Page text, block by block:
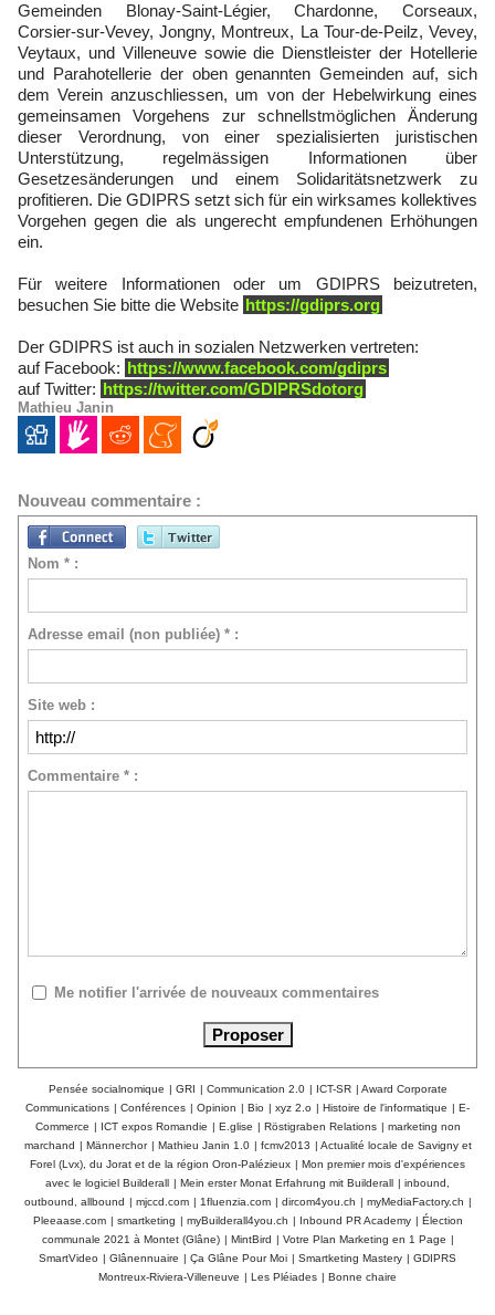
Gemeinden Blonay-Saint-Légier, Chardonne, Corseaux,
Corsier-sur-Vevey, Jongny, Montreux, La Tour-de-Peilz, Vevey,
Veytaux, und Villeneuve sowie die Dienstleister der Hotellerie
und Parahotellerie der oben genannten Gemeinden auf, sich
dem Verein anzuschliessen, um von der Hebelwirkung eines
gemeinsamen Vorgehens zur schnellstmöglichen Änderung
dieser Verordnung, von einer spezialisierten juristischen
Unterstützung, regelmässigen Informationen über
Gesetzesänderungen und einem Solidaritätsnetzwerk zu
profitieren. Die GDIPRS setzt sich für ein wirksames kollektives
Vorgehen gegen die als ungerecht empfundenen Erhöhungen
ein.
Für weitere Informationen oder um GDIPRS beizutreten,
besuchen Sie bitte die Website https://gdiprs.org
Der GDIPRS ist auch in sozialen Netzwerken vertreten:
auf Facebook: https://www.facebook.com/gdiprs
auf Twitter: https://twitter.com/GDIPRSdotorg
Mathieu Janin
Nouveau commentaire :
Nom * :
Adresse email (non publiée) * :
Site web :
Commentaire * :
Me notifier l'arrivée de nouveaux commentaires
Pensée socialnomique | GRI | Communication 2.0 | ICT-SR | Award Corporate
Communications | Conférences | Opinion | Bio | xyz 2.o | Histoire de l'informatique | E-
Commerce | ICT expos Romandie | E.glise | Röstigraben Relations | marketing non
marchand | Männerchor | Mathieu Janin 1.0 | fcmv2013 | Actualité locale de Savigny et
Forel (Lvx), du Jorat et de la région Oron-Palézieux | Mon premier mois d'expériences
avec le logiciel Builderall | Mein erster Monat Erfahrung mit Builderall | inbound,
outbound, allbound | mjccd.com | 1fluenzia.com | dircom4you.ch | myMediaFactory.ch |
Pleeaase.com | smartketing | myBuilderall4you.ch | Inbound PR Academy | Élection
communale 2021 à Montet (Glâne) | MintBird | Votre Plan Marketing en 1 Page |
SmartVideo | Glânennuaire | Ça Glâne Pour Moi | Smartketing Mastery | GDIPRS
Montreux-Riviera-Villeneuve | Les Pléiades | Bonne chaire